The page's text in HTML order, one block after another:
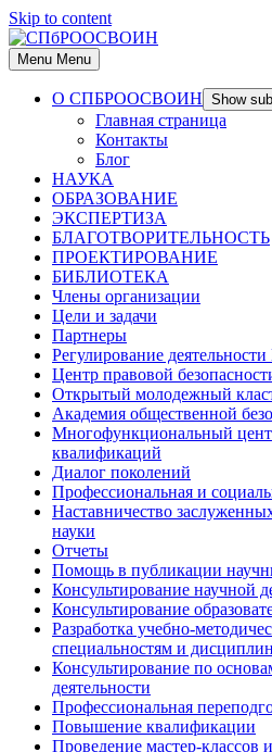
Skip to content
Menu Menu
О СПБРООСВОИН Show
Главная страница
Контакты
Блог
НАУКА
ОБРАЗОВАНИЕ
ЭКСПЕРТИЗА
БЛАГОТВОРИТЕЛЬНОСТЬ
ПРОЕКТИРОВАНИЕ
БИБЛИОТЕКА
Члены организации
Цели и задачи
Партнеры
Регулирование
Центр правовой
Открытый молодежный
Академия общественной
Многофункциональный
квалификаций
Диалог поколений
Профессиональная и
Наставничество
науки
Отчеты
Помощь в публикации
Консультирование научной
Консультирование
Разработка учебно-
специальностям и
Консультирование по
деятельности
Профессиональная
Повышение квалификации
Проведение мастер-классов